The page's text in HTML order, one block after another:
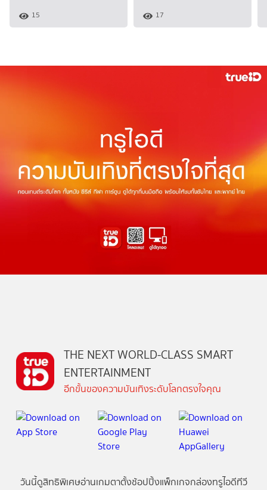
15 17
THE NEXT WORLD-CLASS SMART
ENTERTAINMENT
อีกขั้นของความบันเทิงระดับโลกตรงใจคุณ
วันนี้ดูสิทธิพิเศษอ่านเกมตาตั้งช้อปปิ้งแพ็กเกจกล่องทรูไอดีทีวี